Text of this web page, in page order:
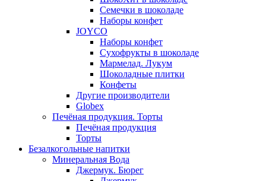
Семечки в шоколаде
Наборы конфет
JOYCO
Наборы конфет
Сухофрукты в шоколаде
Мармелад. Лукум
Шоколадные плитки
Конфеты
Другие производители
Globex
Печёная продукция. Торты
Печёная продукция
Торты
Безалкогольные напитки
Минеральная Вода
Джермук. Бюрег